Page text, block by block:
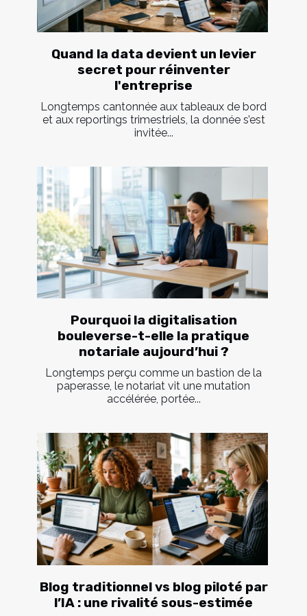
Quand la data devient un levier
secret pour réinventer
l'entreprise
Longtemps cantonnée aux tableaux de bord
et aux reportings trimestriels, la donnée s’est
invitée...
Pourquoi la digitalisation
bouleverse-t-elle la pratique
notariale aujourd’hui ?
Longtemps perçu comme un bastion de la
paperasse, le notariat vit une mutation
accélérée, portée...
Blog traditionnel vs blog piloté par
l’IA : une rivalité sous-estimée